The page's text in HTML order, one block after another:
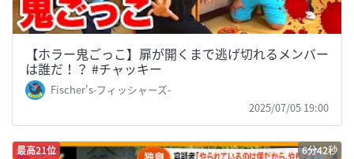
【ホラー鬼ごっこ】扉が開くまで逃げ切れるメンバー
は誰だ！？ #チャッキー
Fischer's-フィッシャーズ-
2025/07/05 19:00
最高21位 6分42秒